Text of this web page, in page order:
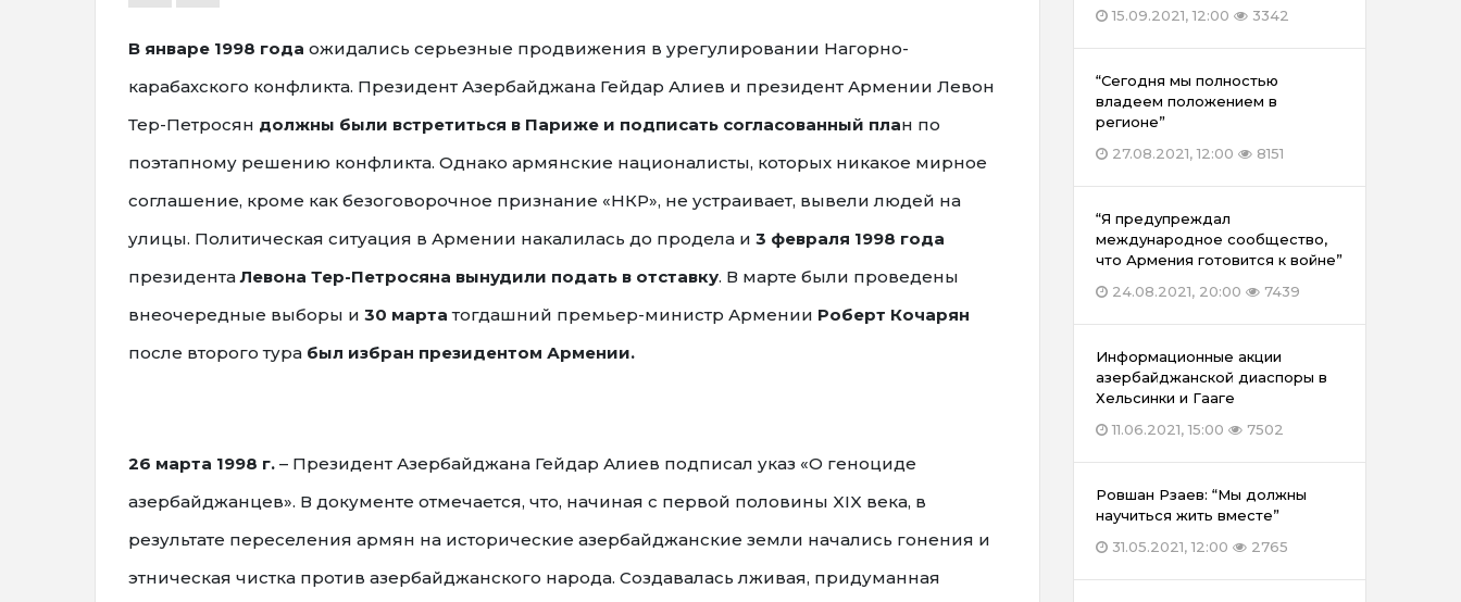
В январе 1998 года ожидались серьезные продвижения в урегулировании Нагорно-
карабахского конфликта. Президент Азербайджана Гейдар Алиев и президент Армении Левон
Тер-Петросян должны были встретиться в Париже и подписать согласованный план по
поэтапному решению конфликта. Однако армянские националисты, которых никакое мирное
соглашение, кроме как безоговорочное признание «НКР», не устраивает, вывели людей на
улицы. Политическая ситуация в Армении накалилась до продела и 3 февраля 1998 года
президентаЛевона Тер-Петросяна вынудили подать в отставку. В марте были проведены
внеочередные выборы и 30 марта тогдашний премьер-министр Армении Роберт Кочарян
после второго тура был избран президентом Армении.
26 марта 1998 г. – Президент Азербайджана Гейдар Алиев подписал указ «О геноциде
азербайджанцев». В документе отмечается, что, начиная с первой половины XIX века, в
результате переселения армян на исторические азербайджанские земли начались гонения и
этническая чистка против азербайджанского народа. Создавалась лживая, придуманная
15.09.2021, 12:00
3342
“Сегодня мы полностью
владеем положением в
регионе”
27.08.2021, 12:00
8151
“Я предупреждал
международное сообщество,
что Армения готовится к войне”
24.08.2021, 20:00
7439
Информационные акции
азербайджанской диаспоры в
Хельсинки и Гааге
11.06.2021, 15:00
7502
Ровшан Рзаев: “Мы должны
научиться жить вместе”
31.05.2021, 12:00
2765